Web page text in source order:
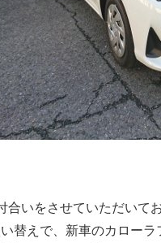
合いをさせていただいてお
替えで、新車のカローラ